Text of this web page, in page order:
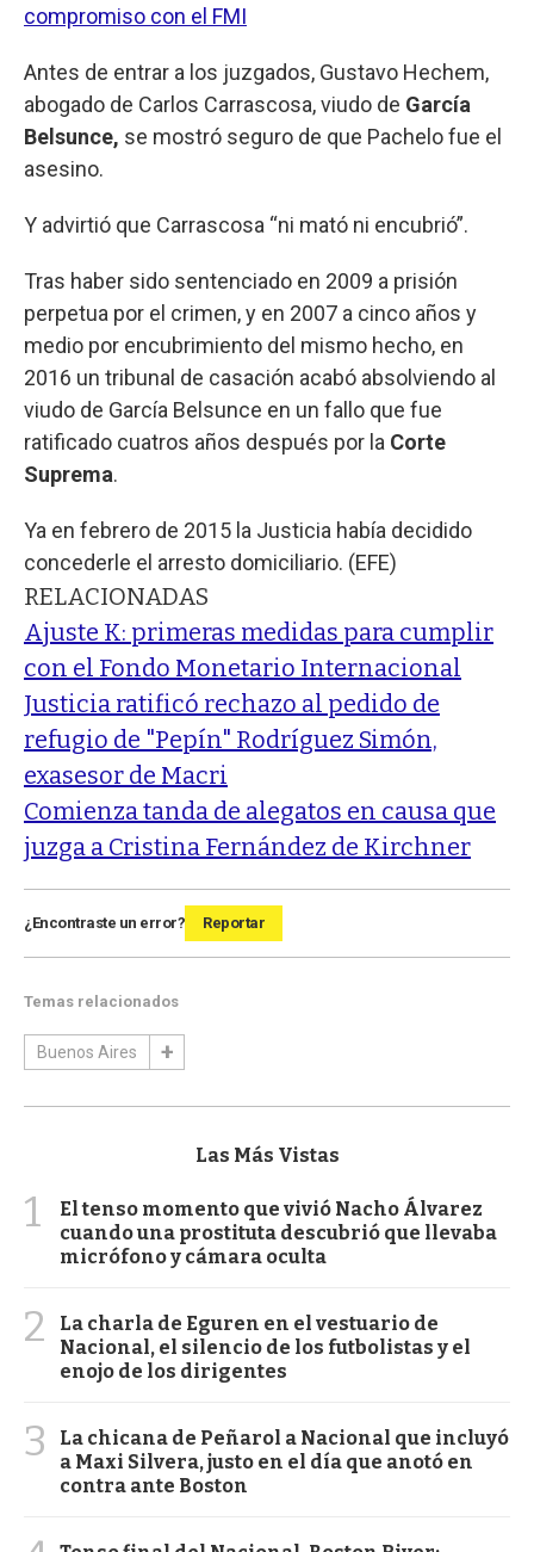
compromiso con el FMI
Antes de entrar a los juzgados, Gustavo Hechem,
abogado de Carlos Carrascosa, viudo de García
Belsunce, se mostró seguro de que Pachelo fue el
asesino.
Y advirtió que Carrascosa “ni mató ni encubrió”.
Tras haber sido sentenciado en 2009 a prisión
perpetua por el crimen, y en 2007 a cinco años y
medio por encubrimiento del mismo hecho, en
2016 un tribunal de casación acabó absolviendo al
viudo de García Belsunce en un fallo que fue
ratificado cuatros años después por la Corte
Suprema.
Ya en febrero de 2015 la Justicia había decidido
concederle el arresto domiciliario. (EFE)
RELACIONADAS
Ajuste K: primeras medidas para cumplir
con el Fondo Monetario Internacional
Justicia ratificó rechazo al pedido de
refugio de "Pepín" Rodríguez Simón,
exasesor de Macri
Comienza tanda de alegatos en causa que
juzga a Cristina Fernández de Kirchner
¿Encontraste un error? Reportar
Temas relacionados
Buenos Aires
Las Más Vistas
1
El tenso momento que vivió Nacho Álvarez
cuando una prostituta descubrió que llevaba
micrófono y cámara oculta
2
La charla de Eguren en el vestuario de
Nacional, el silencio de los futbolistas y el
enojo de los dirigentes
3
La chicana de Peñarol a Nacional que incluyó
a Maxi Silvera, justo en el día que anotó en
contra ante Boston